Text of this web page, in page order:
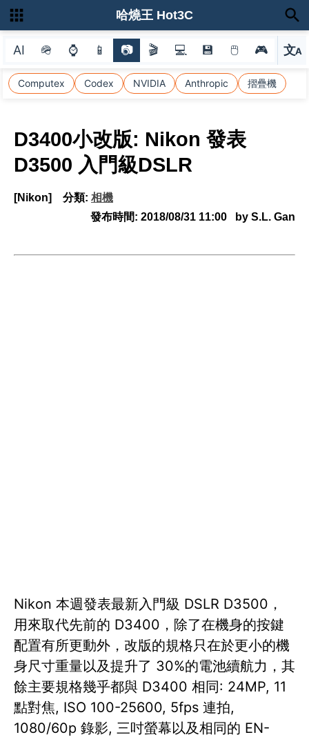
AI 🪖 ⌚ 📱 📷 🎬 💻 💾 🖱 🎮 文A
選
Computex Codex NVIDIA Anthropic 摺疊機
哈燒王 Hot3C
D3400小改版: Nikon 發表
D3500 入門級DSLR
[Nikon] 分類: 相機
發布時間: 2018/08/31 11:00 by S.L. Gan
Nikon 本週發表最新入門級 DSLR D3500，
用來取代先前的 D3400，除了在機身的按鍵
配置有所更動外，改版的規格只在於更小的機
身尺寸重量以及提升了 30%的電池續航力，其
餘主要規格幾乎都與 D3400 相同: 24MP, 11
點對焦, ISO 100-25600, 5fps 連拍,
1080/60p 錄影, 三吋螢幕以及相同的 EN-